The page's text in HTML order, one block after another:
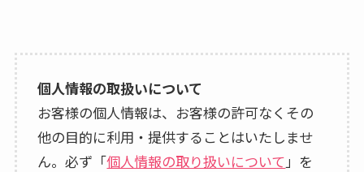
個人情報の取扱いについて
お客様の個人情報は、お客様の許可なくその
他の目的に利用・提供することはいたしませ
ん。必ず「個人情報の取り扱いについて 」を